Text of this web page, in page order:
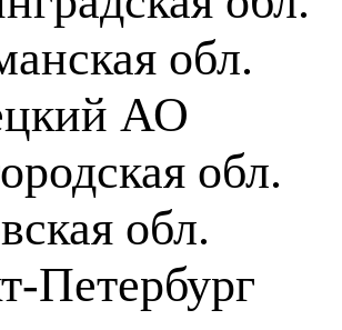
обл.
АО
обл.
обл.
Петербург